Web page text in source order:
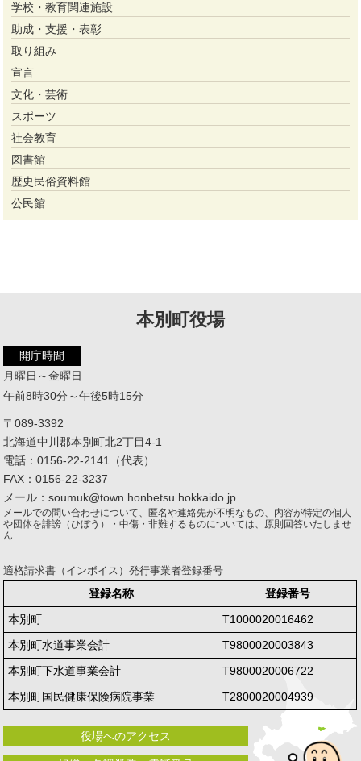
学校・教育関連施設
助成・支援・表彰
取り組み
宣言
文化・芸術
スポーツ
社会教育
図書館
歴史民俗資料館
公民館
本別町役場
開庁時間
月曜日～金曜日
午前8時30分～午後5時15分
〒089-3392
北海道中川郡本別町北2丁目4-1
電話：0156-22-2141（代表）
FAX：0156-22-3237
メール：soumuk@town.honbetsu.hokkaido.jp
メールでの問い合わせについて、匿名や連絡先が不明なもの、内容が特定の個人
や団体を誹謗（ひぼう）・中傷・非難するものについては、原則回答いたしませ
ん
適格請求書（インボイス）発行事業者登録番号
登録名称
登録番号
本別町
T1000020016462
本別町水道事業会計
T9800020003843
本別町下水道事業会計
T9800020006722
本別町国民健康保険病院事業
T2800020004939
役場へのアクセス